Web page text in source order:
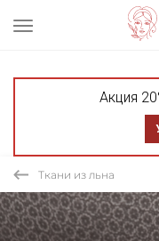
Акция
Ткани из льна